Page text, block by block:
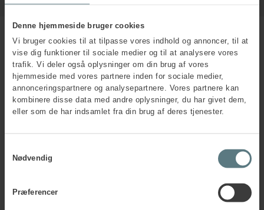
Denne hjemmeside bruger cookies
Vi bruger cookies til at tilpasse vores indhold og annoncer, til at
vise dig funktioner til sociale medier og til at analysere vores
trafik. Vi deler også oplysninger om din brug af vores
hjemmeside med vores partnere inden for sociale medier,
annonceringspartnere og analysepartnere. Vores partnere kan
kombinere disse data med andre oplysninger, du har givet dem,
eller som de har indsamlet fra din brug af deres tjenester.
Nødvendig
Præferencer
Undgå konflikter og
samarbejdsproblemer med
feedbackkultur
Det bedste værn mod konflikter og samarbejdsproblemer
konstruktiv dialog og åbenhed er i højsædet. Som leder bør
du tage initiativ til at drøfte med medarbejderne, hvad godt